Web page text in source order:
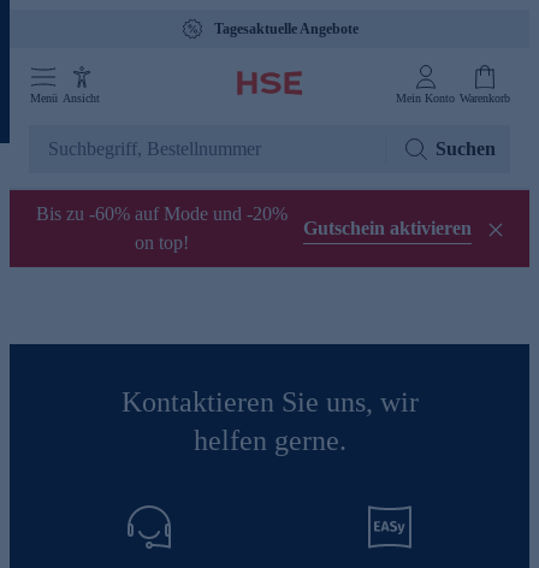
Tagesaktuelle Angebote
Menü Ansicht Mein Konto Warenkorb
Suchen
Bis zu -60% auf Mode und -20%
on top!
Gutschein aktivieren
Kontaktieren Sie uns, wir
helfen gerne.